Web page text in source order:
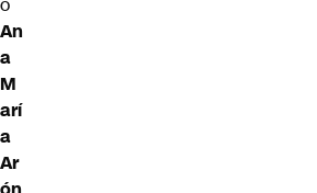
An
a
M
arí
a
Ar